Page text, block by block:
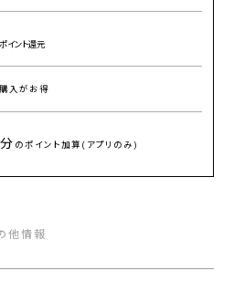
イント還元
入がお得
のポイント加算(アプリのみ)
他情報